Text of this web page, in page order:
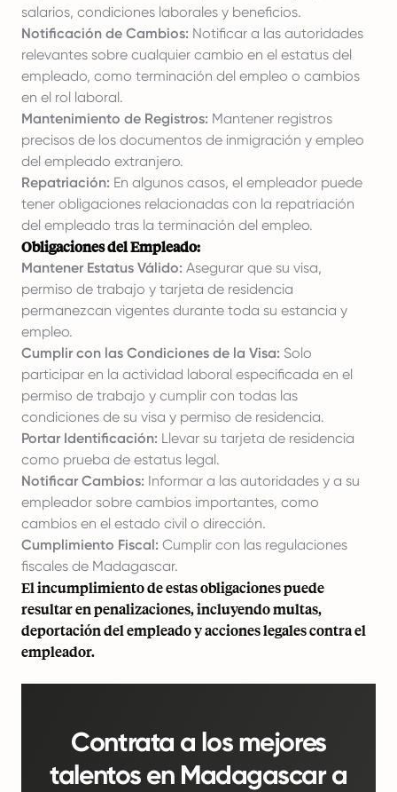
salarios, condiciones laborales y beneficios.
Notificación de Cambios: Notificar a las autoridades
relevantes sobre cualquier cambio en el estatus del
empleado, como terminación del empleo o cambios
en el rol laboral.
Mantenimiento de Registros: Mantener registros
precisos de los documentos de inmigración y empleo
del empleado extranjero.
Repatriación: En algunos casos, el empleador puede
tener obligaciones relacionadas con la repatriación
del empleado tras la terminación del empleo.
Obligaciones del Empleado:
Mantener Estatus Válido: Asegurar que su visa,
permiso de trabajo y tarjeta de residencia
permanezcan vigentes durante toda su estancia y
empleo.
Cumplir con las Condiciones de la Visa: Solo
participar en la actividad laboral especificada en el
permiso de trabajo y cumplir con todas las
condiciones de su visa y permiso de residencia.
Portar Identificación: Llevar su tarjeta de residencia
como prueba de estatus legal.
Notificar Cambios: Informar a las autoridades y a su
empleador sobre cambios importantes, como
cambios en el estado civil o dirección.
Cumplimiento Fiscal: Cumplir con las regulaciones
fiscales de Madagascar.
El incumplimiento de estas obligaciones puede
resultar en penalizaciones, incluyendo multas,
deportación del empleado y acciones legales contra el
empleador.
Contrata a los mejores
talentos en Madagascar a